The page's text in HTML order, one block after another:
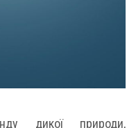
дикої природи,